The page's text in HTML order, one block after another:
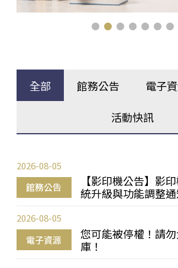
全部 館務公告 電子
活動快訊
館務公告
【影印機公告】影
統升級與功能調整
2026-08-05
電子資源
您可能被停權！請
庫！
2026-08-05